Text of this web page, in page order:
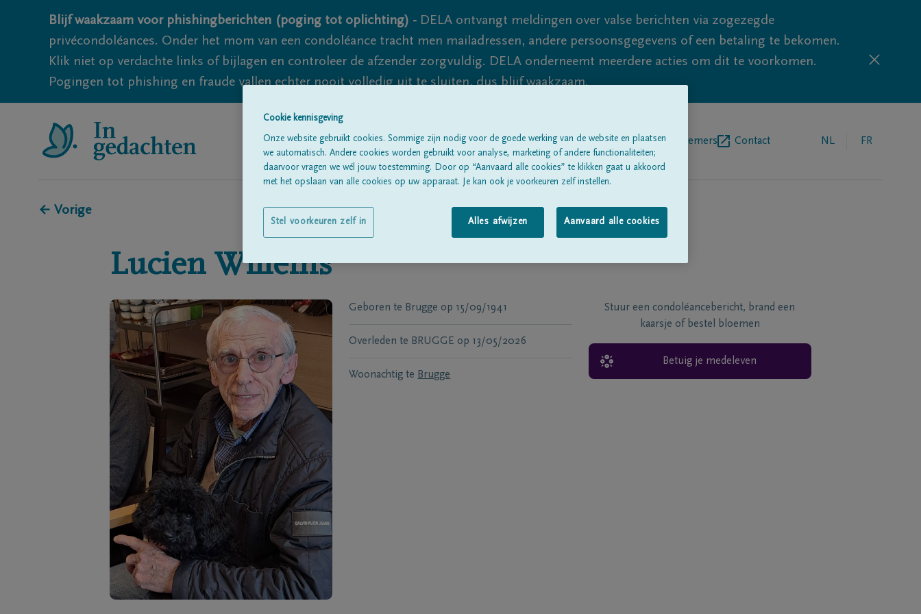
Blijf waakzaam voor phishingberichten (poging tot oplichting) - DELA ontvangt meldingen over valse berichten via zogezegde
privécondoléances. Onder het mom van een condoléance tracht men mailadressen, andere persoonsgegevens of een betaling te bekomen.
Klik niet op verdachte links of bijlagen en controleer de afzender zorgvuldig. DELA onderneemt meerdere acties om dit te voorkomen.
Pogingen tot phishing en fraude vallen echter nooit volledig uit te sluiten, dus blijf waakzaam.
Alle rouwberichtenOver onsBegrafenisondernemers Contact NL FR
← Vorige
Lucien Willems
Geboren te Brugge op 15/09/1941
Overleden te BRUGGE op 13/05/2026
Woonachtig te Brugge
Stuur een condoléancebericht, brand een
kaarsje of bestel bloemen
Betuig je medeleven
Cookie kennisgeving
Onze website gebruikt cookies. Sommige zijn nodig voor de goede werking van de website en plaatsen
we automatisch. Andere cookies worden gebruikt voor analyse, marketing of andere functionaliteiten;
daarvoor vragen we wél jouw toestemming. Door op “Aanvaard alle cookies” te klikken gaat u akkoord
met het opslaan van alle cookies op uw apparaat. Je kan ook je voorkeuren zelf instellen.
Alles afwijzen Aanvaard alle cookies
Stel voorkeuren zelf in